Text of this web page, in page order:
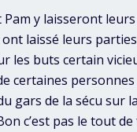
y laisseront
laissé leurs
les buts certain
certaines
gars de la sécu
c’est pas le tout